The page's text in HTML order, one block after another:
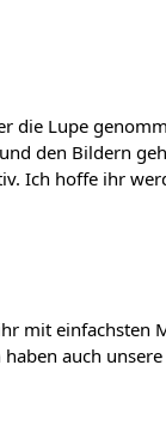
die Lupe
den Bildern
Ich hoffe ihr
mit einfachsten
auch